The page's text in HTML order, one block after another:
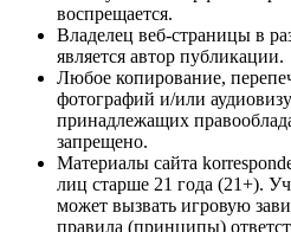
воспрещается.
Владелец веб-страницы в
является автор публикации.
Любое копирование,
фотографий и/или
принадлежащих
запрещено.
Материалы сайта
лиц старше 21 года (21+).
может вызвать игровую
правила (принципы)